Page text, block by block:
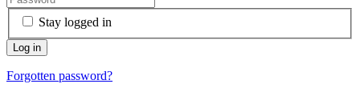
Stay logged in
Forgotten password?